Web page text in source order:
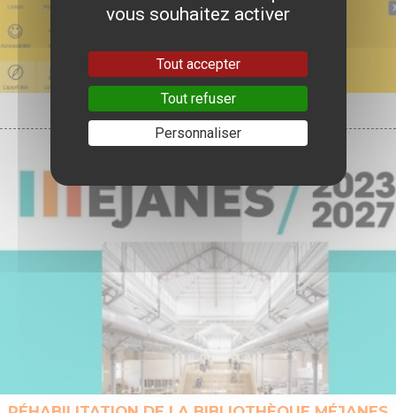
MÉJANES NUMÉRIQUES
vous souhaitez activer
Tout accepter
Tout refuser
Personnaliser